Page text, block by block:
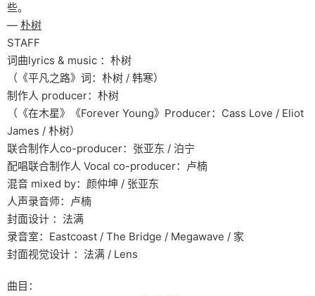
些。
— 朴树
STAFF
词曲lyrics & music ：朴树
（《平凡之路》词：朴树 / 韩寒）
制作人 producer：朴树
（《在木星》《Forever Young》Producer：Cass Love / Eliot
James / 朴树）
联合制作人co-producer：张亚东 / 泊宁
配唱联合制作人 Vocal co-producer：卢楠
混音 mixed by：颜仲坤 / 张亚东
人声录音师：卢楠
封面设计 ：法满
录音室：Eastcoast / The Bridge / Megawave / 家
封面视觉设计 ：法满 / Lens
曲目：